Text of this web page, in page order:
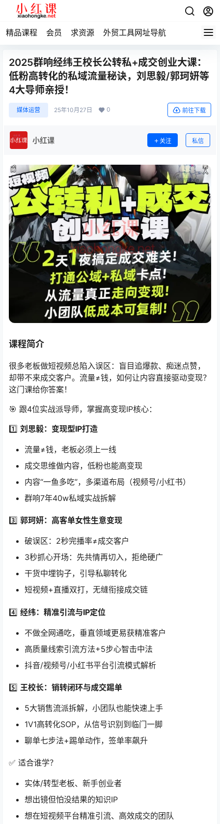
精品课程 会员 求资源 外贸工具网址导航
2025群响经纬王校长公转私+成交创业大课：
低粉高转化的私域流量秘诀，刘思毅/郭珂妍等
4大导师亲授！
媒体运营 25年10月27日 0 前往下载
小红课 关注 私信
课程简介
很多老板做短视频总陷入误区：盲目追爆款、痴迷点赞，
却带不来成交客户。流量≠钱，如何让内容直接驱动变现？
这门课给你答案！
🎯 跟4位实战派导师，掌握高变现IP核心：
1️⃣ ​ 刘思毅：变现型IP打造
流量≠钱，老板必须上一线
成交思维做内容，低粉也能高变现
内容“一鱼多吃”，多渠道布局（视频号/小红书）
群响7年40w私域实战拆解
3️⃣ ​ 郭珂妍：高客单女性生意变现
破误区：2秒完播率≠成交客户
3秒抓心开场：先共情再切入，拒绝硬广
干货中埋钩子，引导私聊转化
短视频+直播双打，无缝衔接成交链
4️⃣ ​ 经纬：精准引流与IP定位
不做全网通吃，垂直领域更易获精准客户
高质量线索引流方法+5步心智击中法
抖音/视频号/小红书平台引流模式解析
5️⃣ ​ 王校长：销转闭环与成交踢单
5大销售流派拆解，小团队也能快速上手
1V1高转化SOP，从信号识别到临门一脚
聊单七步法+踢单动作，签单率飙升
✅ 适合谁学？
实体/转型老板、新手创业者
想出镜但怕没结果的知识IP
想在短视频平台精准引流、高效成交的团队